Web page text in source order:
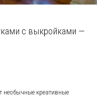
с выкройками —
необычные креативные